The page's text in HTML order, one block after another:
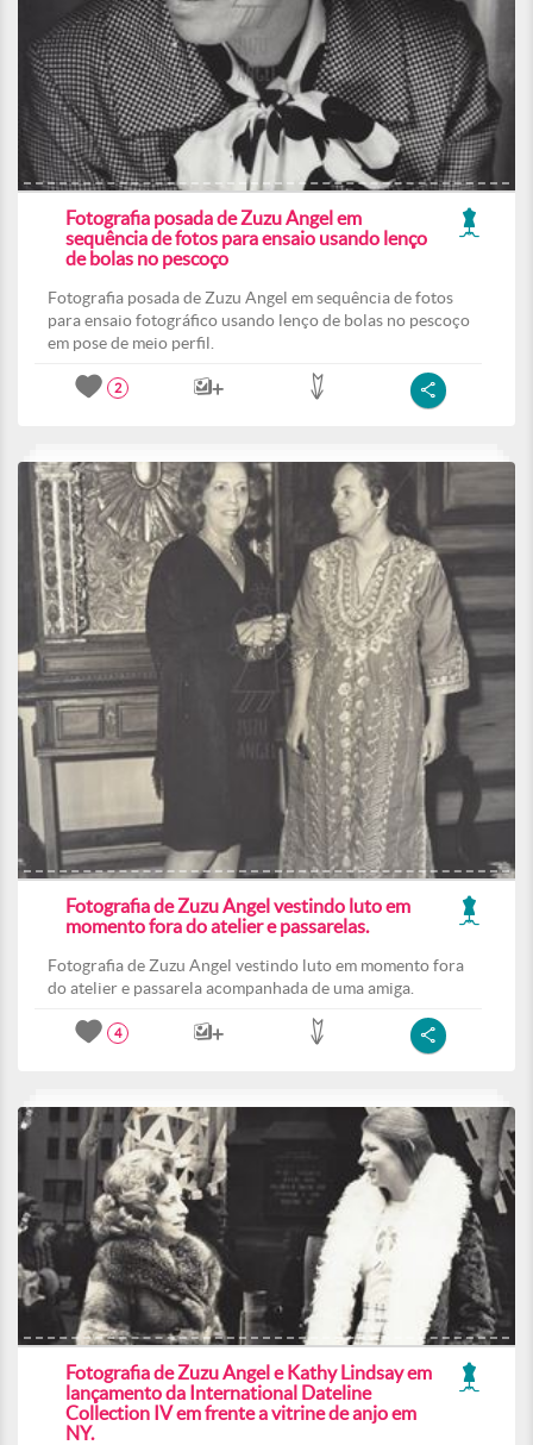
Fotografia posada de Zuzu Angel em
sequência de fotos para ensaio usando lenço
de bolas no pescoço
Fotografia posada de Zuzu Angel em sequência de fotos
para ensaio fotográfico usando lenço de bolas no pescoço
em pose de meio perfil.
2
Fotografia de Zuzu Angel vestindo luto em
momento fora do atelier e passarelas.
Fotografia de Zuzu Angel vestindo luto em momento fora
do atelier e passarela acompanhada de uma amiga.
4
Fotografia de Zuzu Angel e Kathy Lindsay em
lançamento da International Dateline
Collection IV em frente a vitrine de anjo em
NY.